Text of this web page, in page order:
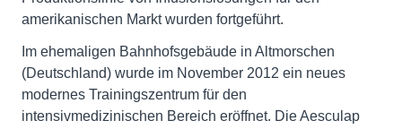
amerikanischen Markt wurden fortgeführt.
Im ehemaligen Bahnhofsgebäude in Altmorschen
(Deutschland) wurde im November 2012 ein neues
modernes Trainingszentrum für den
intensivmedizinischen Bereich eröffnet. Die Aesculap